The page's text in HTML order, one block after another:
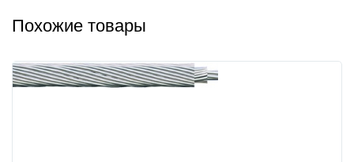
Похожие товары